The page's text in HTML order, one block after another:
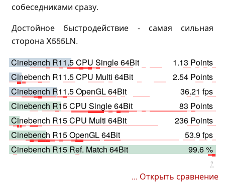
собеседниками сразу.
Достойное быстродействие - самая сильная
сторона X555LN.
Cinebench R11.5 CPU Single 64Bit
1.13 Points
Cinebench R11.5 CPU Multi 64Bit
2.54 Points
Cinebench R11.5 OpenGL 64Bit
36.21 fps
Cinebench R15 CPU Single 64Bit
83 Points
Cinebench R15 CPU Multi 64Bit
236 Points
Cinebench R15 OpenGL 64Bit
53.9 fps
Cinebench R15 Ref. Match 64Bit
99.6 %
?
... Открыть сравнение